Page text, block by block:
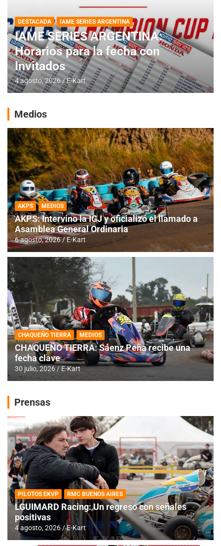
DESTACADA IAME SERIES ARGENTINA
IAME SERIES ARGENTINA:
Horarios para la fecha con
Invitados
4 agosto, 2026 E-Kart
Medios
AKPS MEDIOS
AKPS: Intervino la IGJ y oficializó el llamado a
Asamblea General Ordinaria
6 agosto, 2026 E-Kart
CHAQUEÑO TIERRA MEDIOS
CHAQUEÑO TIERRA: Sáenz Peña recibe una
fecha clave
30 julio, 2026 E-Kart
Prensas
PILOTOS EKVP RMC BUENOS AIRES
LGUIMARD Racing: Un regreso con señales
positivas
4 agosto, 2026 E-Kart